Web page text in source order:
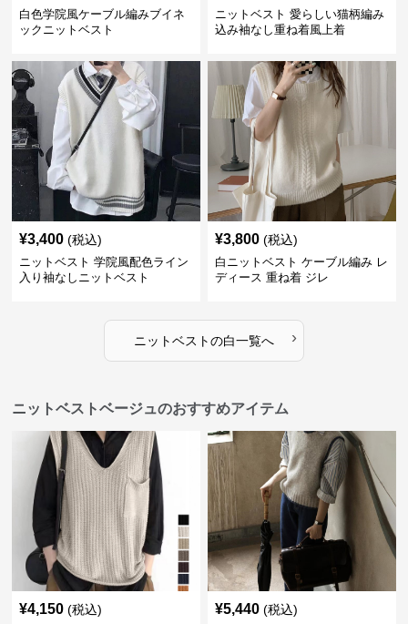
白色学院風ケーブル編みブイネ
ックニットベスト
ニットベスト 愛らしい猫柄編み
込み袖なし重ね着風上着
¥3,400 (税込)
ニットベスト 学院風配色ライン
入り袖なしニットベスト
¥3,800 (税込)
白ニットベスト ケーブル編み レ
ディース 重ね着 ジレ
ニットベストの白一覧へ ›
ニットベストベージュのおすすめアイテム
¥4,150 (税込) ¥5,440 (税込)